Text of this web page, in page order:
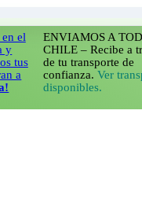
ENVIAMOS A TODO
CHILE – Recibe a través
de tu transporte de
confianza.Ver transportes
disponibles.